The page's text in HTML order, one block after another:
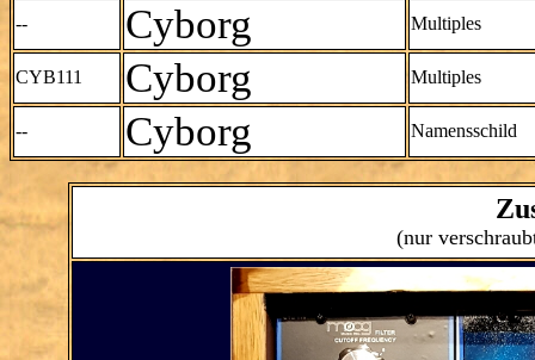
-- Cyborg Multiples
CYB111 Cyborg Multiples
-- Cyborg Namensschild
(nur